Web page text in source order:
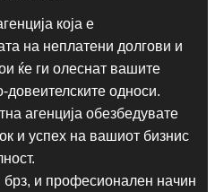
која е
на неплатени долгови и
ќе ги олеснат вашите
односи.
агенција обезбедувате
и успех на вашиот бизнис
и професионален начин